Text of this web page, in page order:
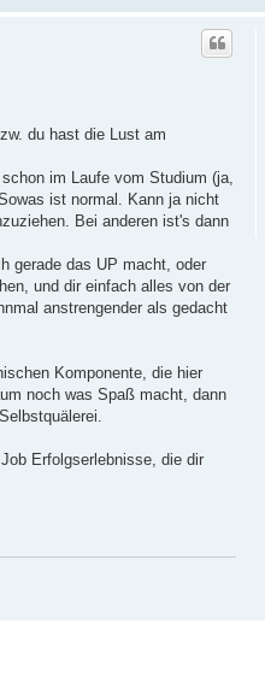
du hast die Lust am
im Laufe vom Studium (ja,
ist normal. Kann ja nicht
Bei anderen ist's dann
gerade das UP macht, oder
und dir einfach alles von der
anstrengender als gedacht
Komponente, die hier
noch was Spaß macht, dann
Erfolgserlebnisse, die dir